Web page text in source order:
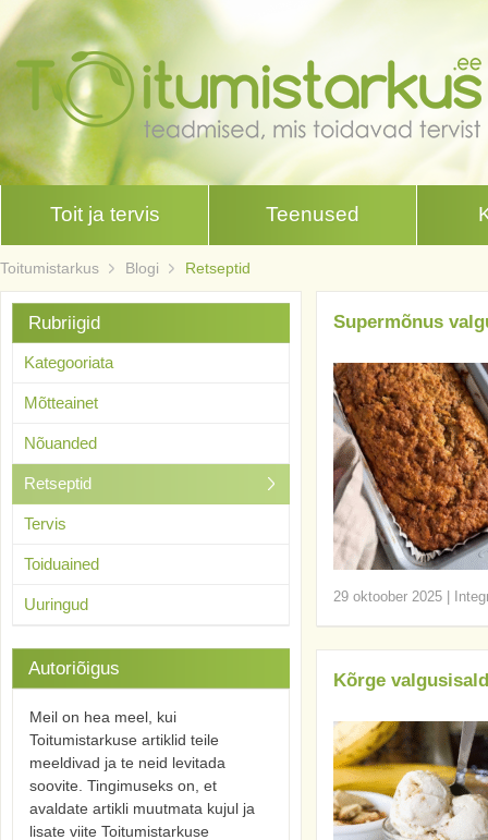
Toit ja tervis Teenused
Toitumistarkus Blogi Retseptid
Supermõnus
29 oktoober 2025
Kõrge
Rubriigid
Kategooriata
Mõtteainet
Nõuanded
Retseptid
Tervis
Toiduained
Uuringud
Autoriõigus
Meil on hea meel, kui
Toitumistarkuse artiklid teile
meeldivad ja te neid levitada
soovite. Tingimuseks on, et
avaldate artikli muutmata kujul ja
lisate viite Toitumistarkuse